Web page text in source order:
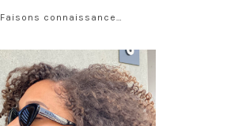
Faisons connaissance…